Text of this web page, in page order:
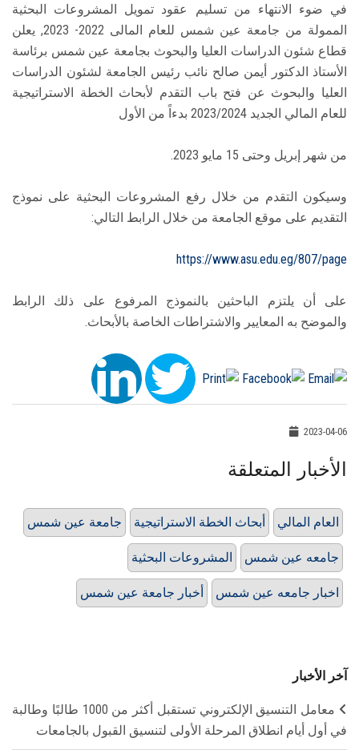
في ضوء الانتهاء من تسليم عقود تمويل المشروعات البحثية
الممولة من جامعة عين شمس للعام المالى 2022- 2023, يعلن
قطاع شئون الدراسات العليا والبحوث بجامعة عين شمس برئاسة
الأستاذ الدكتور أيمن صالح نائب رئيس الجامعة لشئون الدراسات
العليا والبحوث عن فتح باب التقدم لأبحاث الخطة الاستراتيجية
للعام المالي الجديد 2023/2024 بدءاً من الأول
من شهر إبريل وحتى 15 مايو 2023.
وسيكون التقدم من خلال رفع المشروعات البحثية على نموذج
التقديم على موقع الجامعة من خلال الرابط التالي:
https://www.asu.edu.eg/807/page
على أن يلتزم الباحثين بالنموذج المرفوع على ذلك الرابط
والموضح به المعايير والاشتراطات الخاصة بالأبحاث.
2023-04-06
الأخبار المتعلقة
جامعة عين شمس أبحاث الخطة الاستراتيجية العام المالي
المشروعات البحثية جامعه عين شمس
أخبار جامعة عين شمس اخبار جامعه عين شمس
آخر الأخبار
معامل التنسيق الإلكتروني تستقبل أكثر من 1000 طالبًا وطالبة
في أول أيام انطلاق المرحلة الأولى لتنسيق القبول بالجامعات